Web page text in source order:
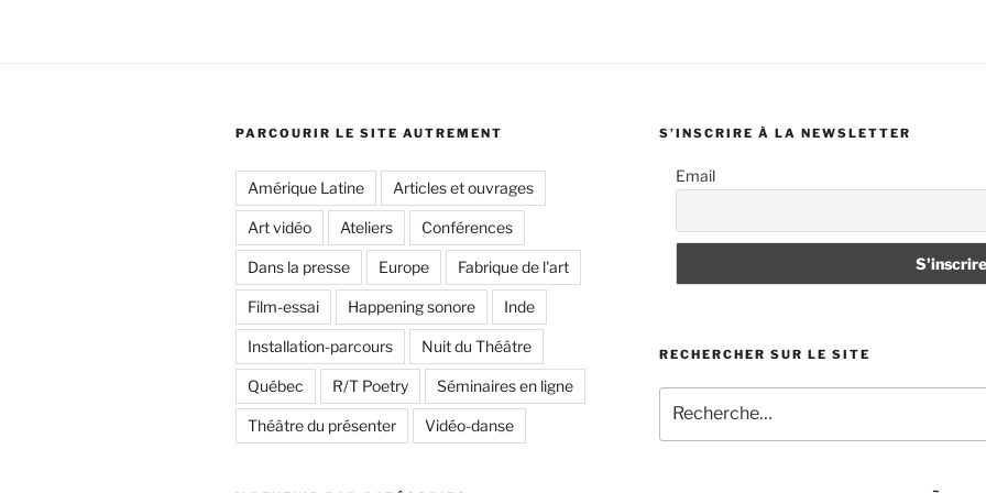
PARCOURIR LE SITE AUTREMENT
Amérique Latine Articles et ouvrages
Art vidéo Ateliers Conférences
Dans la presse Europe Fabrique de l'art
Film-essai Happening sonore Inde
Installation-parcours Nuit du Théâtre
Québec R/T Poetry Séminaires en ligne
Théâtre du présenter Vidéo-danse
S’INSCRIRE À LA NEWSLETTER
Email
RECHERCHER SUR LE SITE
pour
: